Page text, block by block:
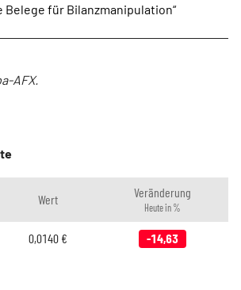
Belege für Bilanzmanipulation“
AFX.
Wert Veränderung
Heute in %
0,0140€ -14,63